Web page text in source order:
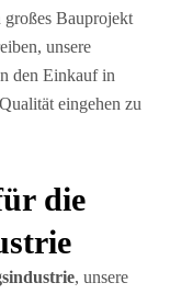
großes Bauprojekt
unsere
den Einkauf in
eingehen zu
die
, unsere